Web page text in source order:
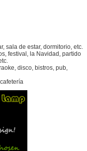
sala de estar, dormitorio, etc.
festival, la Navidad, partido
disco, bistros, pub,